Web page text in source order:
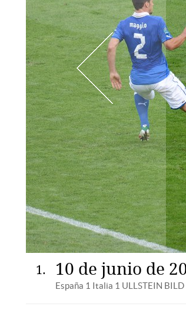
1 10 de junio de
España 1 Italia 1 ULLSTEIN BILD